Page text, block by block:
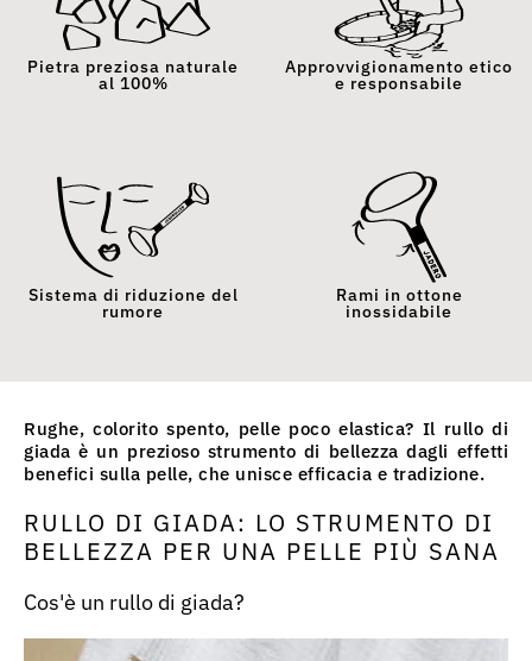
Pietra preziosa naturale
al 100%
Approvvigionamento etico
e responsabile
Sistema di riduzione del
rumore
Rami in ottone
inossidabile
Rughe, colorito spento, pelle poco elastica? Il rullo di
giada è un prezioso strumento di bellezza dagli effetti
benefici sulla pelle, che unisce efficacia e tradizione.
RULLO DI GIADA: LO STRUMENTO DI
BELLEZZA PER UNA PELLE PIÙ SANA
Cos'è un rullo di giada?